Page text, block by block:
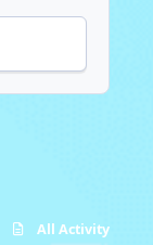
All Activity